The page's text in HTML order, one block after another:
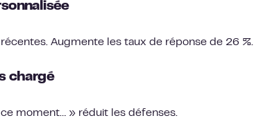
Augmente les taux de réponse de 26 %.
chargé
moment… » réduit les défenses.